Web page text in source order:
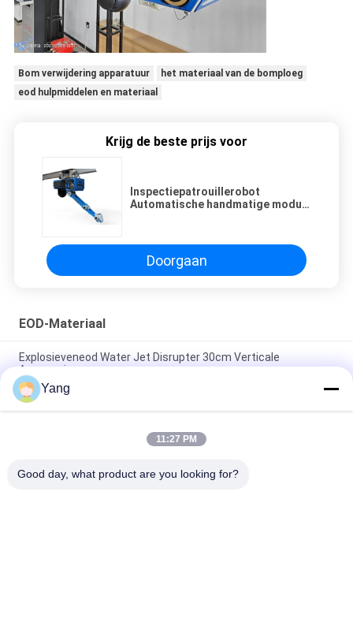
Bom verwijdering apparatuur
het materiaal van de bomploeg
eod hulpmiddelen en materiaal
Krijg de beste prijs voor
Inspectiepatrouillerobot
Automatische handmatige modus
Doorgaan
EOD-Materiaal
Explosieveneod Water Jet Disrupter 30cm Verticale
Aanpassing
EOD-Disrupter van de Waterstraal, Explosieve
Waterverbreker 0 - 30cm Verticale Aanpassing
Werp de Robot van Defusal van de Verkenningsbom voor
Yang
11:27 PM
Good day, what product are you looking for?